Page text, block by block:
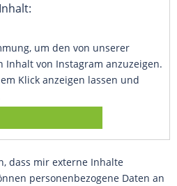
um den von unserer
Inhalt von Instagram anzuzeigen.
Klick anzeigen lassen und
dass mir externe Inhalte
personenbezogene Daten an